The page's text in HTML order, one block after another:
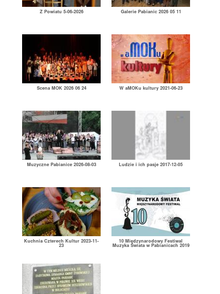
Z Powiatu 5-06-2026 Galerie Pabianic 2026 05 11
Scena MOK 2026 06 24 W aMOKu kultury 2021-06-23
Muzyczne Pabianice 2026-08-03 Ludzie i ich pasje 2017-12-05
Kuchnia Czterech Kultur 2023-11-
23
10 Międzynarodowy Festiwal
Muzyka Świata w Pabianicach 2019